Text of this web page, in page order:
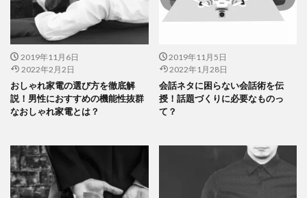
2019年11月6日
2022年2月2日
おしゃれ家電の選び方を徹底解
説！男性におすすめの機能性抜群
なおしゃれ家電とは？
2019年11月5日
2022年1月28日
会話ネタに困らない会話術を伝
授！話題づくりに必要なものっ
て？